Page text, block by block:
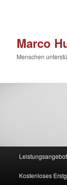
Marco
Menschen
Leistungsangebot
Kostenloses